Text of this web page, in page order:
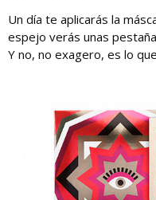
Un día te aplicarás la
espejo verás unas
Y no, no exagero, es lo